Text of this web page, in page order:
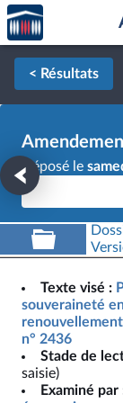
Aller au contenu
Aller en bas de la
Accèder
à la
page
d'accueil
< Résultats
Déposé le
Texte visé :
souveraineté
n° 2436
Stade de
saisie)
Examiné par